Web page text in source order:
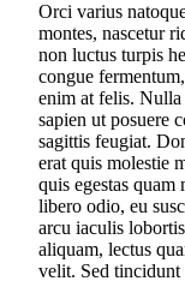
Orci varius
montes, nascetur
non luctus turpis
congue
enim at felis. Nulla
sapien ut posuere
sagittis feugiat.
erat quis molestie
quis egestas quam
libero odio, eu
arcu iaculis
aliquam, lectus
velit. Sed